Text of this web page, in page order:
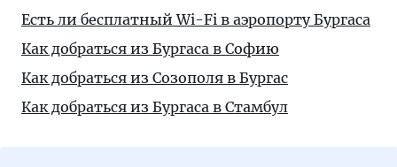
Есть ли бесплатный Wi-Fi в аэропорту Бургаса
Как добраться из Бургаса в Софию
Как добраться из Созополя в Бургас
Как добраться из Бургаса в Стамбул